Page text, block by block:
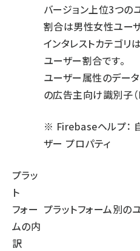
バージョン上位3つの
割合は男性女性ユー
インタレストカテゴリ
ユーザー割合です。
ユーザー属性のデー
の広告主向け識別子（
※ Firebaseヘルプ：
ザー プロパティ
プラッ
ト
フォー
ムの内
訳
プラットフォーム別の